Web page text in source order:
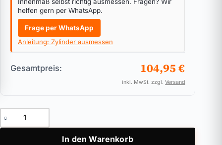
helfen gern per WhatsApp.
Frage per WhatsApp
Anleitung: Zylinder ausmessen
Gesamtpreis: 104,95 €
inkl. MwSt. zzgl.Versand
Doppelzylinder für Biffar ABUS Bravus.1000 Pro Cap Menge
In den Warenkorb